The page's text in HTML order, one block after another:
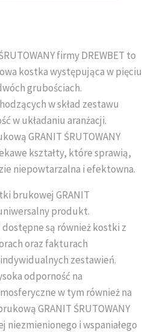
BRUKARSKIE
kostki brukowej
firmy DREWBET to
kostka występująca w pięciu
grubościach.
w skład zestawu
w układaniu aranżacji.
GRANIT ŚRUTOWANY
kształty, które sprawią,
niepowtarzalna i efektowna.
brukowej GRANIT
produkt.
dostępne są również kostki z
oraz fakturach
zestawień.
odporność na
w tym również na
GRANIT ŚRUTOWANY
niezmienionego i wspaniałego